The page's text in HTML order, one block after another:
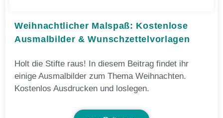
Weihnachtlicher Malspaß: Kostenlose
Ausmalbilder & Wunschzettelvorlagen
Holt die Stifte raus! In diesem Beitrag findet ihr
einige Ausmalbilder zum Thema Weihnachten.
Kostenlos Ausdrucken und loslegen.